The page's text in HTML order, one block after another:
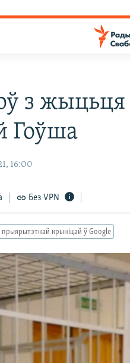
з жыцьця
Гоўша
16:00
Без VPN
прыярытэтнай крыніцай ў Google